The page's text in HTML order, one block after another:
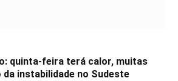
quinta-feira terá calor, muitas
da instabilidade no Sudeste